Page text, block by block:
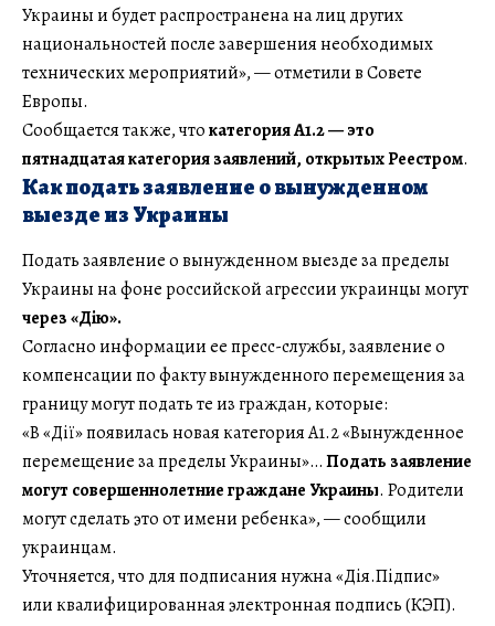
Украины и будет распространена на лиц других
национальностей после завершения необходимых
технических мероприятий», — отметили в Совете
Европы.
Сообщается также, чтокатегория A1.2 — это
пятнадцатая категория заявлений, открытых Реестром.
Как подать заявление о вынужденном
выезде из Украины
Подать заявление о вынужденном выезде за пределы
Украины на фоне российской агрессии украинцы могут
через «Дію».
Согласно информации ее пресс-службы, заявление о
компенсации по факту вынужденного перемещения за
границу могут подать те из граждан, которые:
«В «Дії» появилась новая категория A1.2 «Вынужденное
перемещение за пределы Украины»…Подать заявление
могут совершеннолетние граждане Украины. Родители
могут сделать это от имени ребенка», — сообщили
украинцам.
Уточняется, что для подписания нужна «Дія.Підпис»
или квалифицированная электронная подпись (КЭП).